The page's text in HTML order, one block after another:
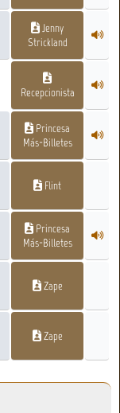
Jenny
Strickland
Recepcionista
Princesa
Más-Billetes
Flint
Princesa
Más-Billetes
Zape
Zape